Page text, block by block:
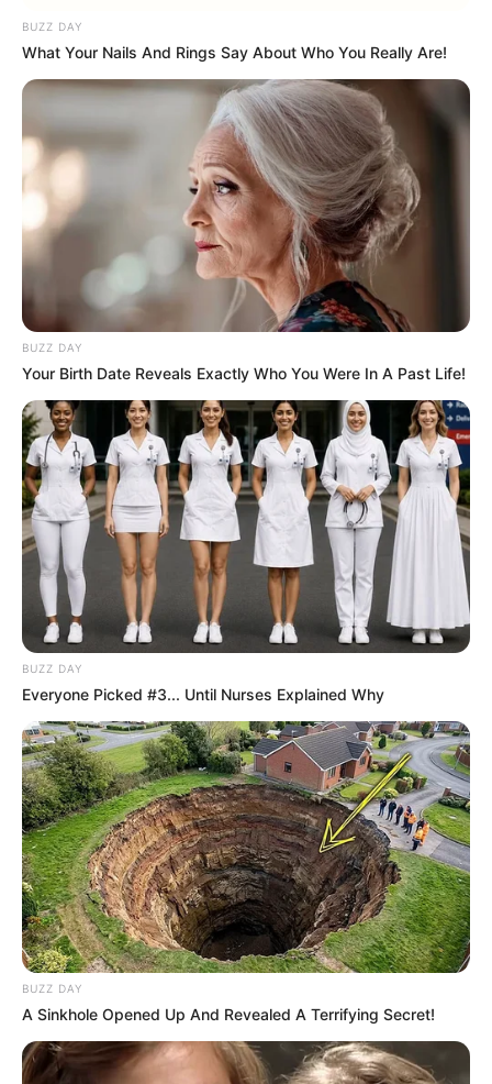
BUZZ DAY
What Your Nails And Rings Say About Who You Really Are!
BUZZ DAY
Your Birth Date Reveals Exactly Who You Were In A Past Life!
BUZZ DAY
Everyone Picked #3... Until Nurses Explained Why
BUZZ DAY
A Sinkhole Opened Up And Revealed A Terrifying Secret!